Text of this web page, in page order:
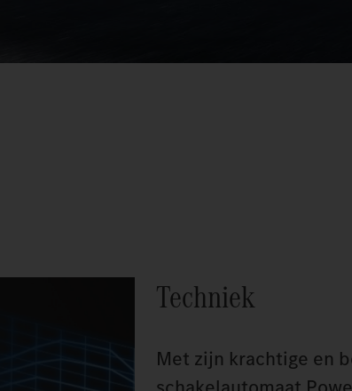
Techniek
Met zijn krachtige en